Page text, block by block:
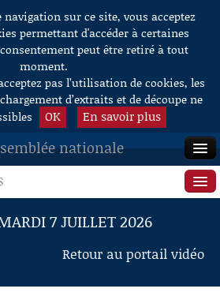
sur ce site, vous acceptez
permettant d'accéder à certaines
peut être retiré à tout
moment.
pas l’utilisation de cookies, les
d’extraits et de découpe ne
OK En savoir plus
nationale
publique
au Gouvernement
Commissions
7 JUILLET 2026
Retour au portail vidéo